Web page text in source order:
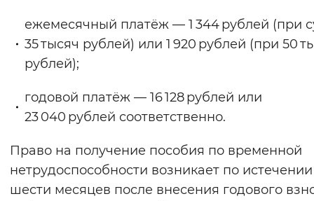
ежемесячный платёж — 1 344 рублей (при
35 тысяч рублей) или 1 920 рублей (при 50
рублей);
годовой платёж — 16 128 рублей или
23 040 рублей соответственно.
Право на получение пособия по временной
нетрудоспособности возникает по истечении
шести месяцев после внесения годового